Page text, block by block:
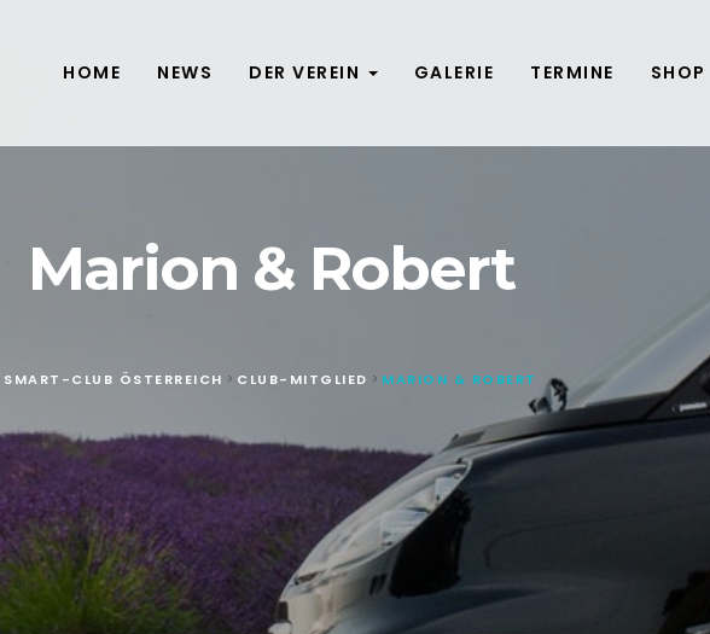
HOME NEWS DER VEREIN GALERIE TERMINE SHOP
Marion & Robert
SMART-CLUB ÖSTERREICH > CLUB-MITGLIED > MARION & ROBERT